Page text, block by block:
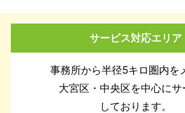
サービス対応エリア
事務所から半径5キロ圏内を
大宮区・中央区を中心にサ
しております。